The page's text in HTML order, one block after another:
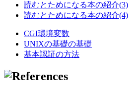
読むとためになる本の紹介(3)
読むとためになる本の紹介(4)
CGI環境変数
UNIXの基礎の基礎
基本認証の方法